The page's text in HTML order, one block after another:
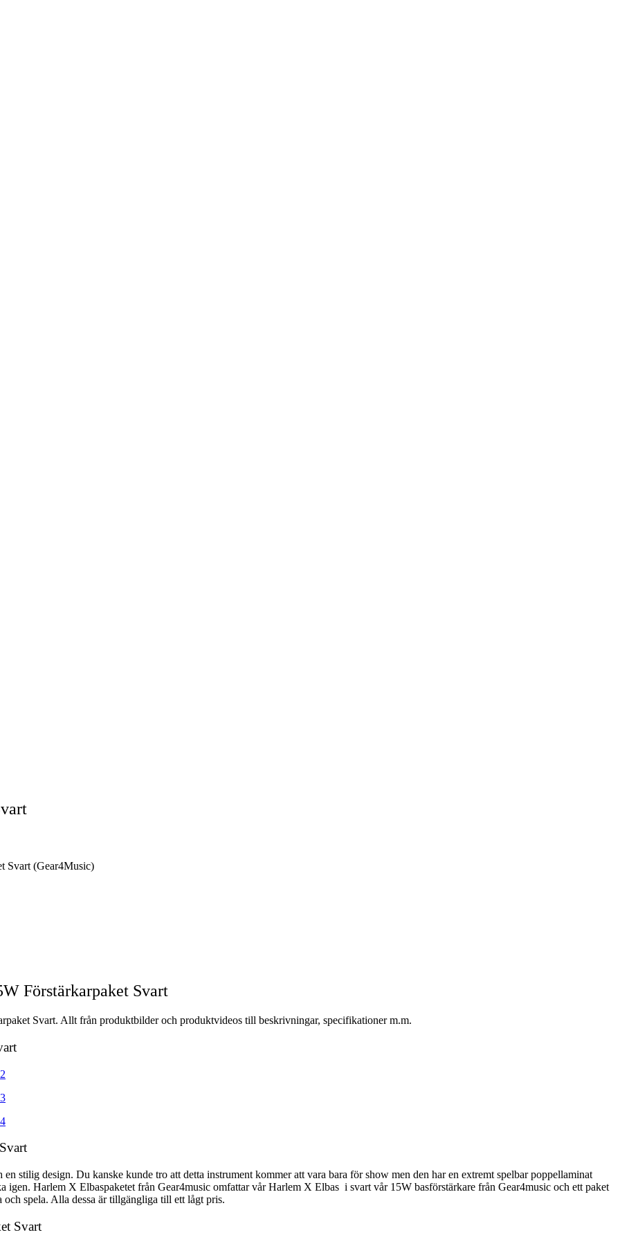
Svart (Gear4Music)
Förstärkarpaket Svart
Svart. Allt från produktbilder och produktvideos till beskrivningar, specifikationer m.m.
stilig design. Du kanske kunde tro att detta instrument kommer att vara bara för show men den har en extremt spelbar poppellaminat
igen. Harlem X Elbaspaketet från Gear4music omfattar vår Harlem X Elbas i svart vår 15W basförstärkare från Gear4music och ett paket
spela. Alla dessa är tillgängliga till ett lågt pris.
Svart